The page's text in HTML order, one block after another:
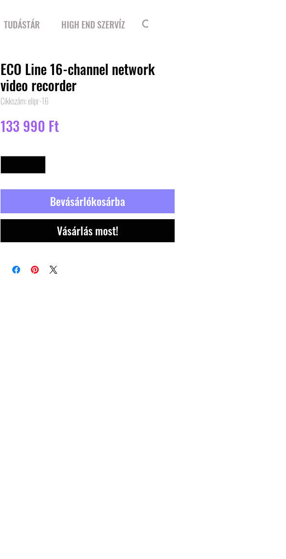
TUDÁSTÁR HIGH END SZERVÍZ
ECO Line 16-channel network
video recorder
Cikkszám: elipr-16
133 990 FtÁr
Bevásárlókosárba
Vásárlás most!